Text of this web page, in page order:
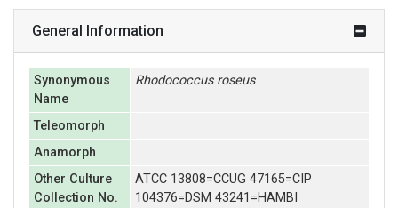
General Information
Synonymous
Name
Rhodococcus roseus
Teleomorph
Anamorph
Other Culture
Collection No.
ATCC 13808=CCUG 47165=CIP
104376=DSM 43241=HAMBI